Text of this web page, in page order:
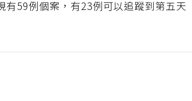
59例個案，有23例可以追蹤到第五天